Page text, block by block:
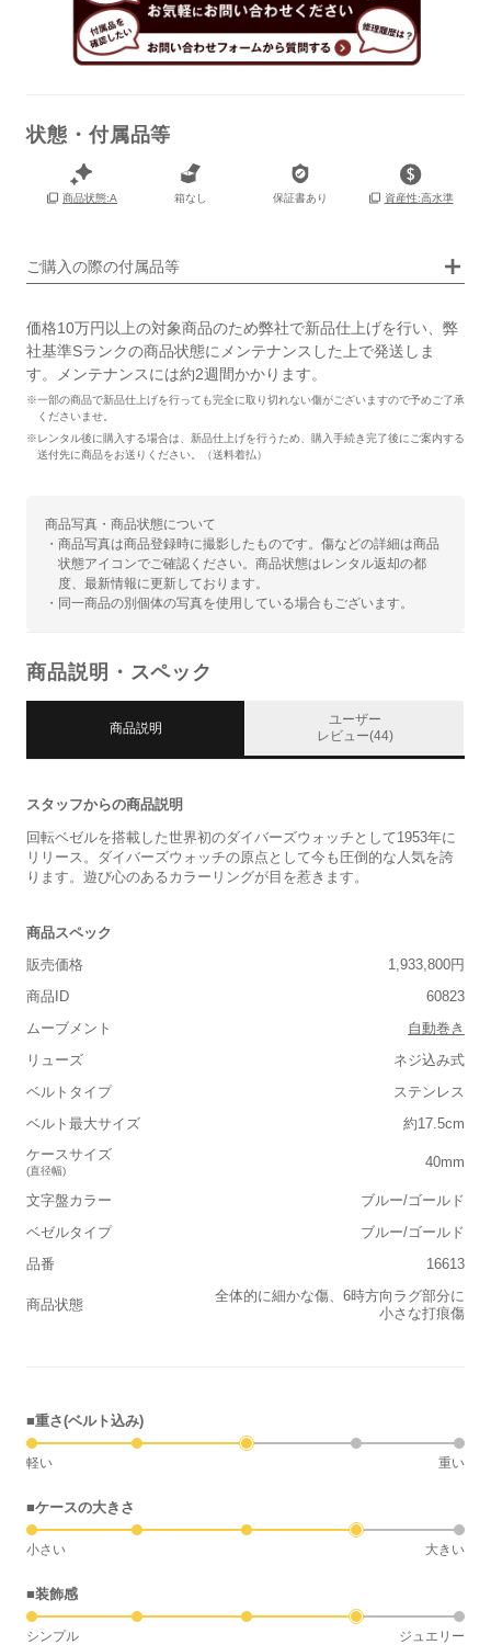
状態・付属品等
商品状態:A 箱なし 保証書あり 資産性:高水準
ご購入の際の付属品等
価格10万円以上の対象商品のため弊社で新品仕上げを行い、弊
社基準Sランクの商品状態にメンテナンスした上で発送しま
す。メンテナンスには約2週間かかります。
※一部の商品で新品仕上げを行っても完全に取り切れない傷がございますので予めご了承
くださいませ。
※レンタル後に購入する場合は、新品仕上げを行うため、購入手続き完了後にご案内する
送付先に商品をお送りください。（送料着払）
商品写真・商品状態について
・商品写真は商品登録時に撮影したものです。傷などの詳細は商品
状態アイコンでご確認ください。商品状態はレンタル返却の都
度、最新情報に更新しております。
・同一商品の別個体の写真を使用している場合もございます。
商品説明・スペック
商品説明
ユーザー
レビュー(44)
スタッフからの商品説明
回転ベゼルを搭載した世界初のダイバーズウォッチとして1953年に
リリース。ダイバーズウォッチの原点として今も圧倒的な人気を誇
ります。遊び心のあるカラーリングが目を惹きます。
商品スペック
販売価格
1,933,800円
商品ID
60823
ムーブメント
自動巻き
リューズ
ネジ込み式
ベルトタイプ
ステンレス
ベルト最大サイズ
約17.5cm
ケースサイズ
(直径幅)
40mm
文字盤カラー
ブルー/ゴールド
ベゼルタイプ
ブルー/ゴールド
品番
16613
商品状態
全体的に細かな傷、6時方向ラグ部分に
小さな打痕傷
■重さ(ベルト込み)
軽い 重い
■ケースの大きさ
小さい 大きい
■装飾感
シンプル ジュエリー